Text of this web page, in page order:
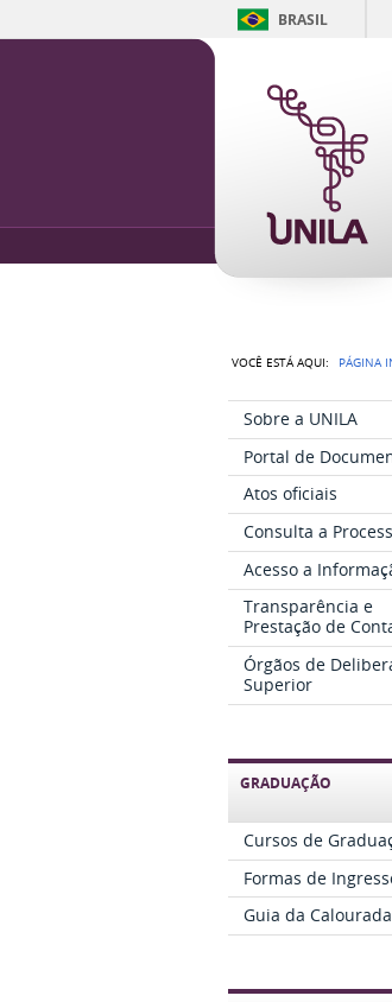
BRASIL
VOCÊ ESTÁ AQUI: PÁGINA
Sobre a UNILA
Portal de
Atos oficiais
Consulta a
Acesso a
Transparência e
Prestação de
Órgãos de
Superior
GRADUAÇÃO
Cursos de
Formas de
Guia da Calourada